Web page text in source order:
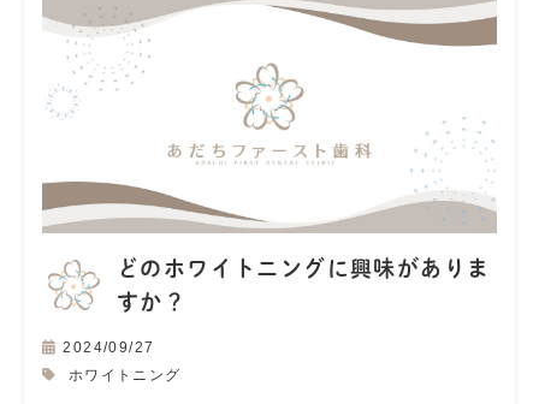
どのホワイトニングに興味がありま
すか？
2024/09/27
ホワイトニング